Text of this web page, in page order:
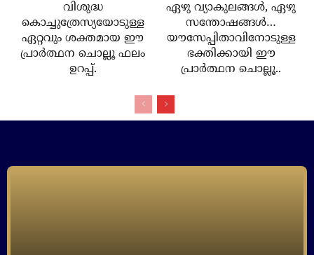
വിശുദ്ധ
കൊച്ചുത്രേസ്യയോടുള്ള
ഏറ്റവും ശക്തമായ ഈ
പ്രാര്‍ത്ഥന ചൊല്ലൂ ഫലം
ഉറപ്പ്.
ഏഴു വ്യാകുലങ്ങള്‍, ഏഴു
സന്തോഷങ്ങള്‍…
യൗസേപ്പിതാവിനോടുള്ള
ഭക്തിക്കായി ഈ
പ്രാര്‍ത്ഥന ചൊല്ലൂ..